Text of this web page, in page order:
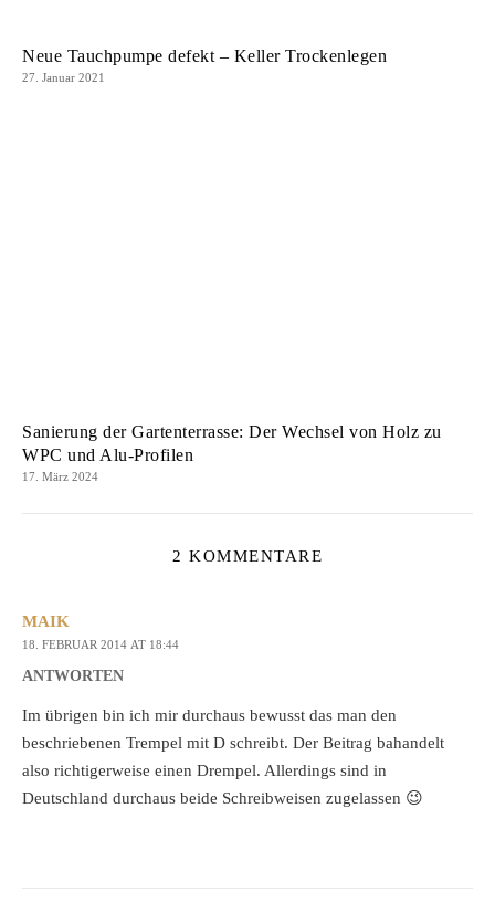
Neue Tauchpumpe defekt – Keller Trockenlegen
27. Januar 2021
Sanierung der Gartenterrasse: Der Wechsel von Holz zu
WPC und Alu-Profilen
17. März 2024
2 KOMMENTARE
MAIK
18. FEBRUAR 2014 AT 18:44
ANTWORTEN
Im übrigen bin ich mir durchaus bewusst das man den
beschriebenen Trempel mit D schreibt. Der Beitrag bahandelt
also richtigerweise einen Drempel. Allerdings sind in
Deutschland durchaus beide Schreibweisen zugelassen 😉